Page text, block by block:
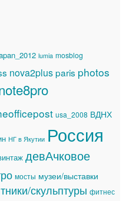
lumia mosblog
nova2plusparis photos
usa_2008 ВДНХ
НГ в Якутии Россия
девАчковое
мосты музеи/выставки
скульптуры фитнес